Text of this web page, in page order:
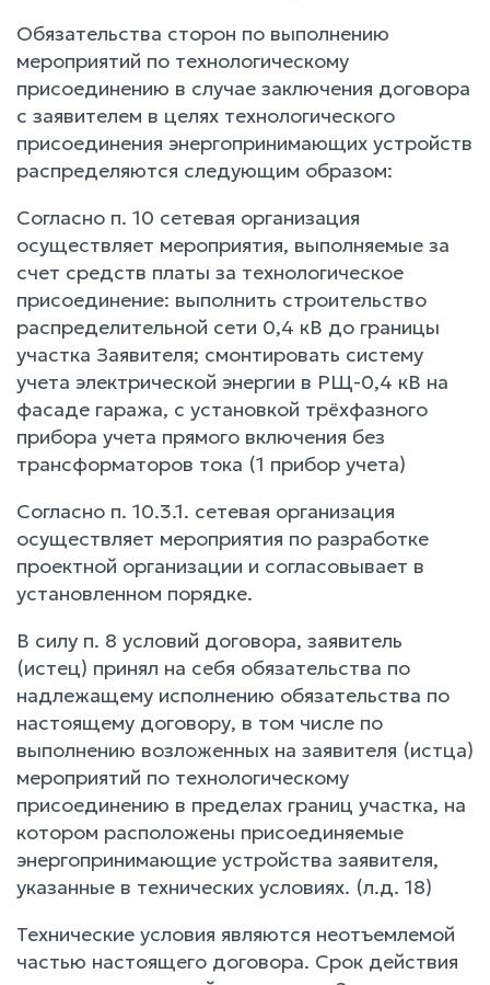
Обязательства сторон по выполнению
мероприятий по технологическому
присоединению в случае заключения договора
с заявителем в целях технологического
присоединения энергопринимающих устройств
распределяются следующим образом:
Согласно п. 10 сетевая организация
осуществляет мероприятия, выполняемые за
счет средств платы за технологическое
присоединение: выполнить строительство
распределительной сети 0,4 кВ до границы
участка Заявителя; смонтировать систему
учета электрической энергии в РЩ-0,4 кВ на
фасаде гаража, с установкой трёхфазного
прибора учета прямого включения без
трансформаторов тока (1 прибор учета)
Согласно п. 10.3.1. сетевая организация
осуществляет мероприятия по разработке
проектной организации и согласовывает в
установленном порядке.
В силу п. 8 условий договора, заявитель
(истец) принял на себя обязательства по
надлежащему исполнению обязательства по
настоящему договору, в том числе по
выполнению возложенных на заявителя (истца)
мероприятий по технологическому
присоединению в пределах границ участка, на
котором расположены присоединяемые
энергопринимающие устройства заявителя,
указанные в технических условиях. (л.д. 18)
Технические условия являются неотъемлемой
частью настоящего договора. Срок действия